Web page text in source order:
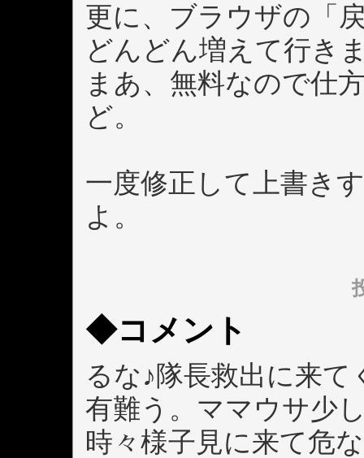
更に、ブラウザの「
どんどん増えて行き
まあ、無料なので仕
ど。
一度修正して上書き
よ。
◆コメント
るな♪隊長救出に来て
有難う。ママウサ少
時々様子見に来て危